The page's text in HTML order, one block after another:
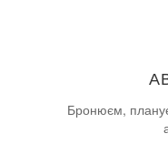
Бронюєм,